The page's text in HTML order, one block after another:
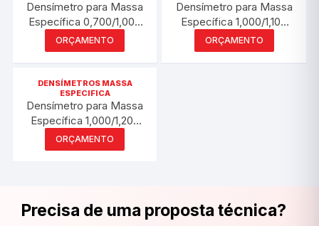
Densímetro para Massa
Específica 0,700/1,000
g/mL | PYROMED®
PY5598
ORÇAMENTO
Densímetro para Massa
Específica 1,000/1,100
g/mL | PYROMED®
PY5582
ORÇAMENTO
DENSÍMETROS MASSA
ESPECIFICA
Densímetro para Massa
Específica 1,000/1,200
g/mL | PYROMED®
PY5593
ORÇAMENTO
Precisa de uma proposta técnica?